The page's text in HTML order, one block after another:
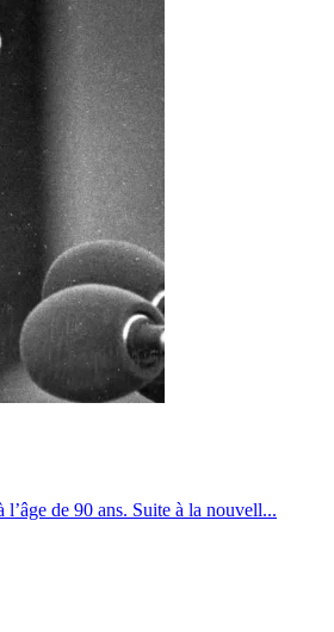
de 90 ans. Suite à la nouvell...